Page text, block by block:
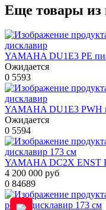
Еще товары из
YAMAHA DU1E3 PE
Ожидается
0 5593
YAMAHA DU1E3 PWH
Ожидается
0 5594
YAMAHA DC2X ENST
4 200 000 руб
0 84689